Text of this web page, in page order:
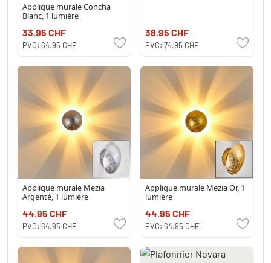
Applique murale Concha
Blanc, 1 lumière
33.95 CHF
PVC:64.95 CHF
38.95 CHF
PVC:74.95 CHF
Applique murale Mezia
Argenté, 1 lumière
44.95 CHF
PVC:64.95 CHF
Applique murale Mezia Or, 1
lumière
44.95 CHF
PVC:64.95 CHF